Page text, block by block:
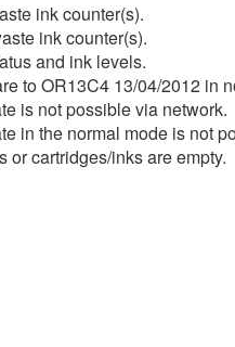
ink counter(s).
ink counter(s).
and ink levels.
to OR13C4 13/04/2012 in
is not possible via network.
in the normal mode is not
or cartridges/inks are empty.